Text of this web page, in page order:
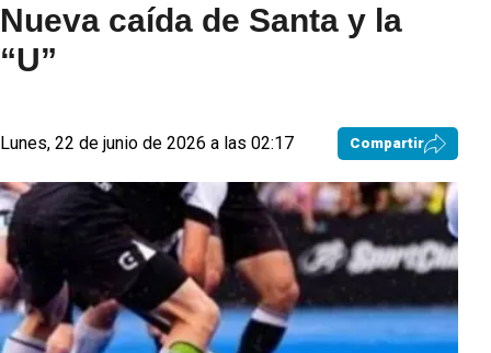
Nueva caída de Santa y la
“U”
Lunes, 22 de junio de 2026 a las 02:17 Compartir